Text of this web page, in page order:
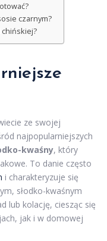
czarnym?
ze swojej
najpopularniejszych
kwaśny, który
To danie często
i charakteryzuje się
słodko-kwaśnym
lub kolację, ciesząc się
jak i w domowej